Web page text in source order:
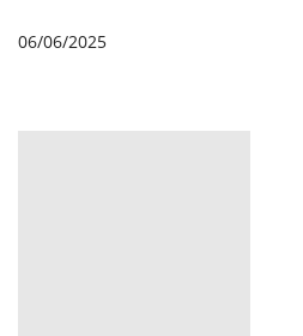
06/06/2025